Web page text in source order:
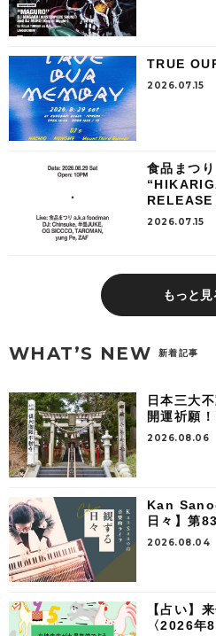
TRUE
2026.07.15
食品まつ
2026.07.15
もっと見
WHAT’S NEW 新着記事
日本三大
開運祈願
2026.08.06
Kan Sano
日々】第
2026.08.04
【占い】
〈2026年